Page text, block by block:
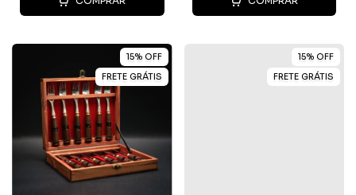
15% OFF
FRETE GRÁTIS
15% OFF
FRETE GRÁTIS